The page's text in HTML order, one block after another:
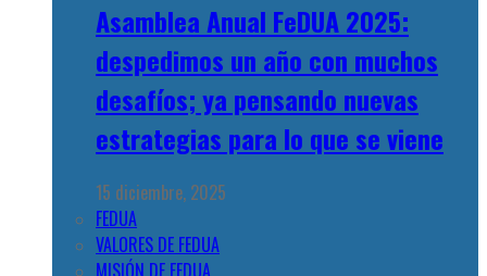
Asamblea Anual FeDUA 2025:
despedimos un año con muchos
desafíos; ya pensando nuevas
estrategias para lo que se viene
15 diciembre, 2025
FEDUA
VALORES DE FEDUA